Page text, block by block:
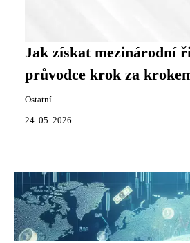
Jak získat mezinárodní
průvodce krok za
Ostatní
24. 05. 2026